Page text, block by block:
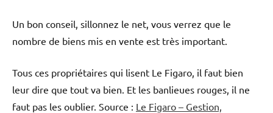
Un bon conseil, sillonnez le net, vous verrez que le
nombre de biens mis en vente est très important.
Tous ces propriétaires qui lisent Le Figaro, il faut bien
leur dire que tout va bien. Et les banlieues rouges, il ne
faut pas les oublier. Source : Le Figaro – Gestion,